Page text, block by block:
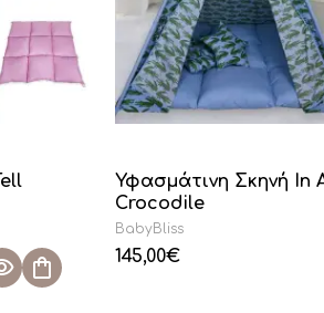
Υφασμάτινη Σκηνή In
Crocodile
BabyBliss
145,00€